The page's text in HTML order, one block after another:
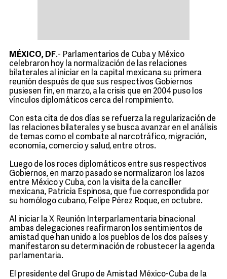
MÉXICO, DF.- Parlamentarios de Cuba y México
celebraron hoy la normalización de las relaciones
bilaterales al iniciar en la capital mexicana su primera
reunión después de que sus respectivos Gobiernos
pusiesen fin, en marzo, a la crisis que en 2004 puso los
vínculos diplomáticos cerca del rompimiento.
Con esta cita de dos días se refuerza la regularización de
las relaciones bilaterales y se busca avanzar en el análisis
de temas como el combate al narcotráfico, migración,
economía, comercio y salud, entre otros.
Luego de los roces diplomáticos entre sus respectivos
Gobiernos, en marzo pasado se normalizaron los lazos
entre México y Cuba, con la visita de la canciller
mexicana, Patricia Espinosa, que fue correspondida por
su homólogo cubano, Felipe Pérez Roque, en octubre.
Al iniciar la X Reunión Interparlamentaria binacional
ambas delegaciones reafirmaron los sentimientos de
amistad que han unido a los pueblos de los dos países y
manifestaron su determinación de robustecer la agenda
parlamentaria.
El presidente del Grupo de Amistad México-Cuba de la